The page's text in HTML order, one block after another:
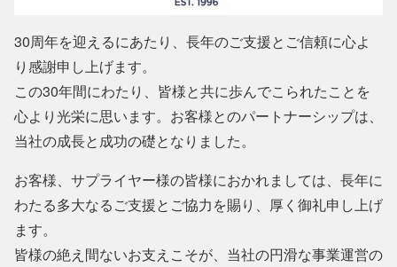
30周年を迎えるにあたり、長年のご支援とご信頼に心よ
り感謝申し上げます。
この30年間にわたり、皆様と共に歩んでこられたことを
心より光栄に思います。お客様とのパートナーシップは、
当社の成長と成功の礎となりました。
お客様、サプライヤー様の皆様におかれましては、長年に
わたる多大なるご支援とご協力を賜り、厚く御礼申し上げ
ます。
皆様の絶え間ないお支えこそが、当社の円滑な事業運営の